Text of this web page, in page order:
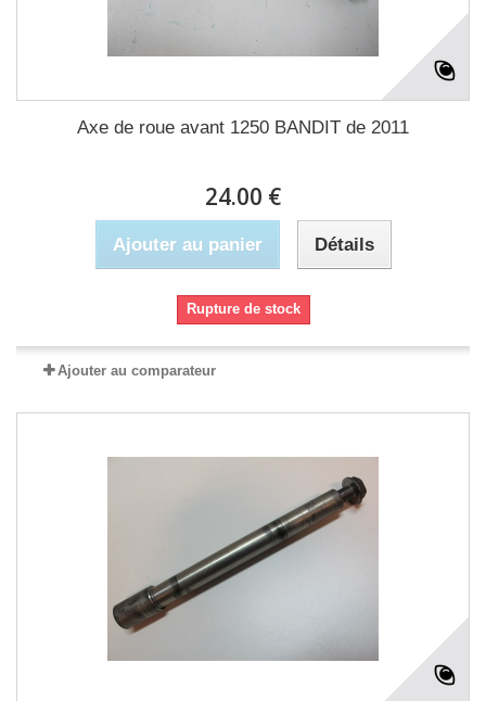
Axe de roue avant 1250 BANDIT de 2011
24.00 €
Ajouter au panier Détails
Rupture de stock
Ajouter au comparateur